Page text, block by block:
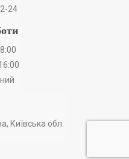
24
Київська обл.